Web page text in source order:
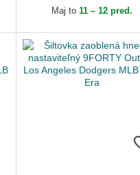
Dodgers MLB New Era
Maj to 11 – 12 pred.